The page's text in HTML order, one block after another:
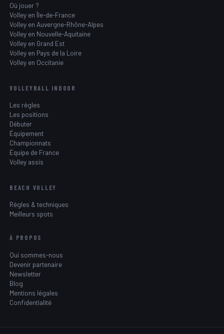
Où jouer ?
Volley en Île-de-France
Volley en Auvergne-Rhône-Alpes
Volley en Nouvelle-Aquitaine
Volley en Grand Est
Volley en Pays de la Loire
Volley en Occitanie
VOLLEYBALL INDOOR
Les règles
Les positions
Débuter
Équipement
Championnats
Équipe de France
Volley assis
BEACH VOLLEY
Règles & techniques
Meilleurs spots
À PROPOS
Qui sommes-nous
Devenir partenaire
Newsletter
Blog
Mentions légales
Confidentialité